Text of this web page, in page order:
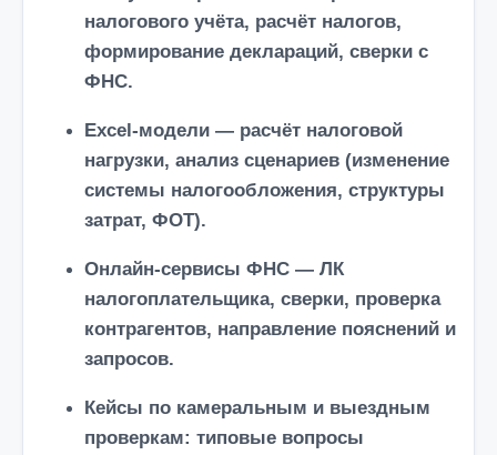
налогового учёта, расчёт налогов,
формирование деклараций, сверки с
ФНС.
Excel-модели — расчёт налоговой
нагрузки, анализ сценариев (изменение
системы налогообложения, структуры
затрат, ФОТ).
Онлайн-сервисы ФНС — ЛК
налогоплательщика, сверки, проверка
контрагентов, направление пояснений и
запросов.
Кейсы по камеральным и выездным
проверкам: типовые вопросы